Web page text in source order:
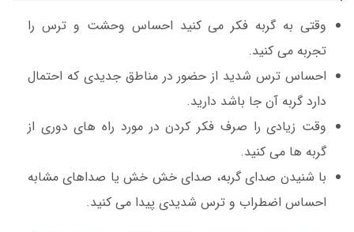
وقتی به گربه فکر می کنید احساس وحشت و ترس را
تجربه می کنید.
احساس ترس شدید از حضور در مناطق جدیدی که احتمال
دارد گربه آن جا باشد دارید.
وقت زیادی را صرف فکر کردن در مورد راه های دوری از
گربه ها می کنید.
با شنیدن صدای گربه، صدای خش خش یا صداهای مشابه
احساس اضطراب و ترس شدیدی پیدا می کنید.